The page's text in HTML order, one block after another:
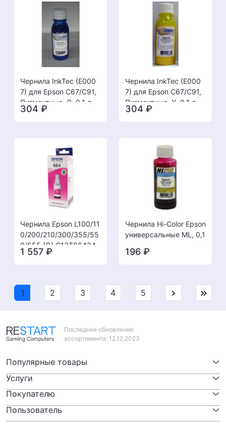
Чернила InkTec (E000
7) для Epson C67/C91,
Пигментные, C, 0,1 л
304 ₽
Чернила InkTec (E000
7) для Epson C67/C91,
Пигментные, Y, 0,1 л
304 ₽
Чернила Epson L100/11
0/200/210/300/355/55
0/555 (O) C13T66434
A, magenta, 70ml [21.1
1 557 ₽
Чернила Hi-Color Epson
универсальные ML, 0,1
196 ₽
1 2 3 4 5
Последнее обновление
ассортимента: 12.12.2023
Популярные товары
Видеокарты
SSD / HDD
Материнские платы
Услуги
Ремонт компьютеров
Ремонт ноутбуков
Покупателю
Адреса сервисных центров
Пользователь